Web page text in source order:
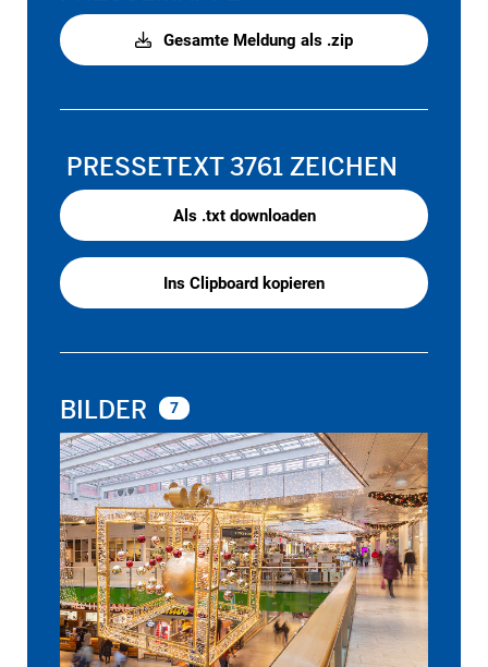
Gesamte Meldung als .zip
PRESSETEXT3761 ZEICHEN
Als .txt downloaden
Ins Clipboard kopieren
BILDER 7